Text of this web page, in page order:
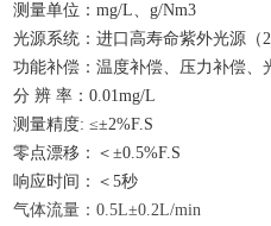
测量单位： mg/L、 g/Nm3
光源系统： 进口 高寿命紫外光源 （
功能补偿： 温度补偿、压力补偿、
分 辨 率： 0.01mg/L
测量精度: ≤±2%F.S
零点漂移： ＜ ±0.5%F.S
响应时间：＜ 5秒
气体流量： 0.5L±0.2L/min